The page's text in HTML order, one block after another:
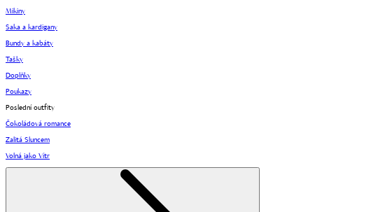
Mikiny
Saka a kardigany
Bundy a kabáty
Tašky
Doplňky
Poukazy
Poslední outfity
Čokoládová romance
Zalitá Sluncem
Volná jako Vítr